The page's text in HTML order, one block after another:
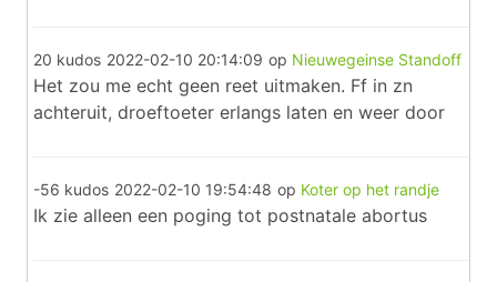
20 kudos 2022-02-10 20:14:09 op Nieuwegeinse Standoff
Het zou me echt geen reet uitmaken. Ff in zn
achteruit, droeftoeter erlangs laten en weer door
-56 kudos 2022-02-10 19:54:48 op Koter op het randje
Ik zie alleen een poging tot postnatale abortus